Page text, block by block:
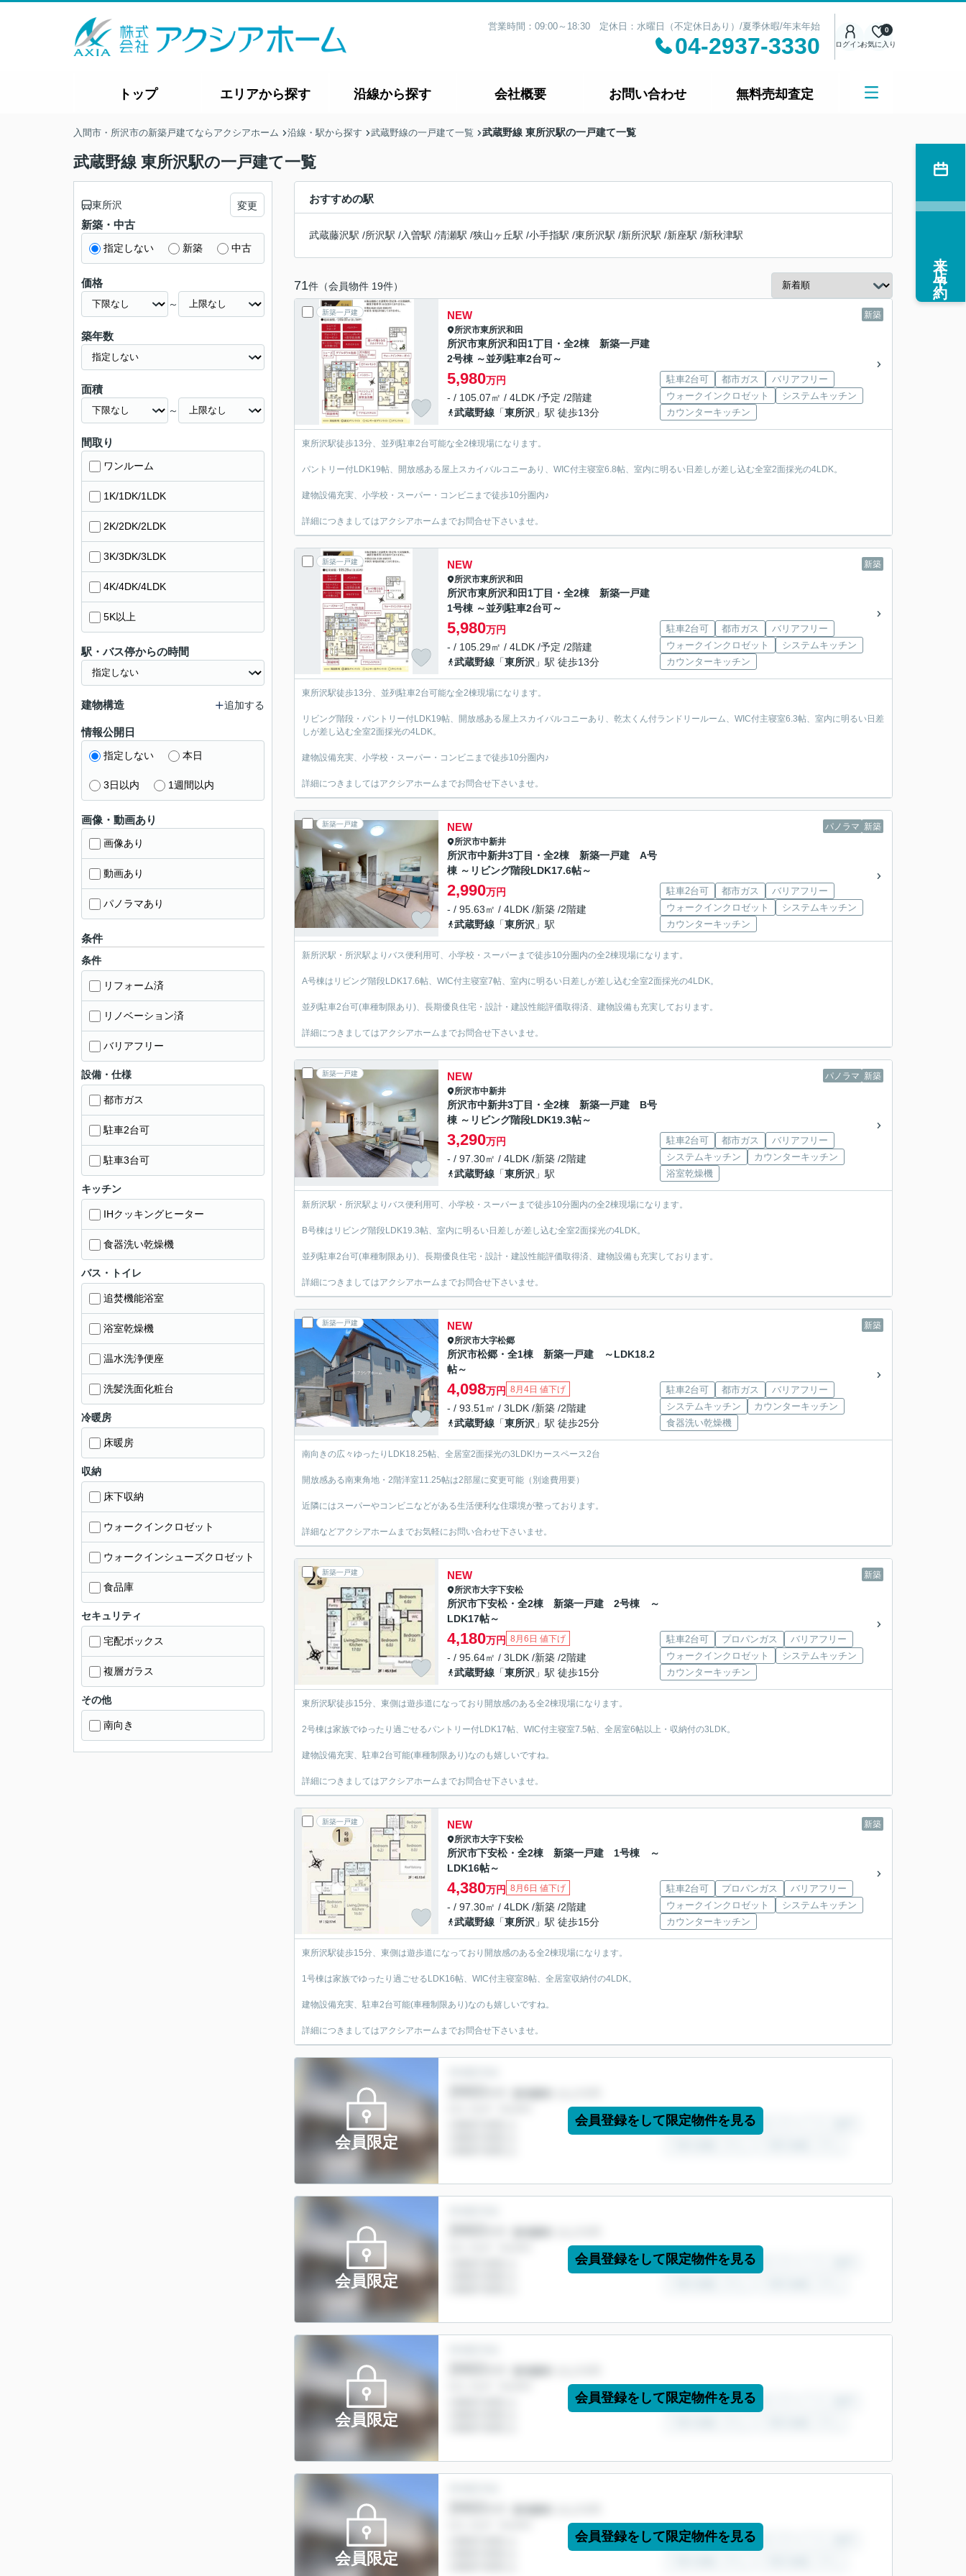
営業時間：09:00～18:30 定休日：水曜日（不定休日あり）/夏季休暇/年末年始
04-2937-3330 ログインお気に入り
0
トップ エリアから探す 沿線から探す 会社概要 お問い合わせ 無料売却査定
入間市・所沢市の新築戸建てならアクシアホーム 沿線・駅から探す 武蔵野線の一戸建て一覧 武蔵野線 東所沢駅の一戸建て一覧
武蔵野線 東所沢駅の一戸建て一覧
おすすめの駅
武蔵藤沢駅 /所沢駅 /入曽駅 /清瀬駅 /狭山ヶ丘駅 /小手指駅 /東所沢駅 /新所沢駅 /新座駅 /新秋津駅
71件（会員物件 19件）
新築一戸建 新築
NEW
所沢市東所沢和田
所沢市東所沢和田1丁目・全2棟 新築一戸建
2号棟 ～並列駐車2台可～
5,980万円
- / 105.07㎡ / 4LDK /予定 /2階建
武蔵野線 「東所沢 」駅 徒歩13分
駐車2台可 都市ガス
バリアフリー
ウォークインクロゼット
システムキッチン
カウンターキッチン
東所沢駅徒歩13分、並列駐車2台可能な全2棟現場になります。
パントリー付LDK19帖、開放感ある屋上スカイバルコニーあり、WIC付主寝室6.8帖、室内に明るい日差しが差し込む全室2面採光の4LDK。
建物設備充実、小学校・スーパー・コンビニまで徒歩10分圏内♪
詳細につきましてはアクシアホームまでお問合せ下さいませ。
新築一戸建 新築
NEW
所沢市東所沢和田
所沢市東所沢和田1丁目・全2棟 新築一戸建
1号棟 ～並列駐車2台可～
5,980万円
- / 105.29㎡ / 4LDK /予定 /2階建
武蔵野線 「東所沢 」駅 徒歩13分
駐車2台可 都市ガス
バリアフリー
ウォークインクロゼット
システムキッチン
カウンターキッチン
東所沢駅徒歩13分、並列駐車2台可能な全2棟現場になります。
リビング階段・パントリー付LDK19帖、開放感ある屋上スカイバルコニーあり、乾太くん付ランドリールーム、WIC付主寝室6.3帖、室内に明るい日差
しが差し込む全室2面採光の4LDK。
建物設備充実、小学校・スーパー・コンビニまで徒歩10分圏内♪
詳細につきましてはアクシアホームまでお問合せ下さいませ。
新築一戸建 パノラマ 新築
NEW
所沢市中新井
所沢市中新井3丁目・全2棟 新築一戸建 A号
棟 ～リビング階段LDK17.6帖～
2,990万円
- / 95.63㎡ / 4LDK /新築 /2階建
武蔵野線 「東所沢 」駅
駐車2台可 都市ガス
バリアフリー
ウォークインクロゼット
システムキッチン
カウンターキッチン
新所沢駅・所沢駅よりバス便利用可、小学校・スーパーまで徒歩10分圏内の全2棟現場になります。
A号棟はリビング階段LDK17.6帖、WIC付主寝室7帖、室内に明るい日差しが差し込む全室2面採光の4LDK。
並列駐車2台可(車種制限あり)、長期優良住宅・設計・建設性能評価取得済、建物設備も充実しております。
詳細につきましてはアクシアホームまでお問合せ下さいませ。
新築一戸建 パノラマ 新築
NEW
所沢市中新井
所沢市中新井3丁目・全2棟 新築一戸建 B号
棟 ～リビング階段LDK19.3帖～
3,290万円
- / 97.30㎡ / 4LDK /新築 /2階建
武蔵野線 「東所沢 」駅
駐車2台可 都市ガス
バリアフリー
システムキッチン
カウンターキッチン
浴室乾燥機
新所沢駅・所沢駅よりバス便利用可、小学校・スーパーまで徒歩10分圏内の全2棟現場になります。
B号棟はリビング階段LDK19.3帖、室内に明るい日差しが差し込む全室2面採光の4LDK。
並列駐車2台可(車種制限あり)、長期優良住宅・設計・建設性能評価取得済、建物設備も充実しております。
詳細につきましてはアクシアホームまでお問合せ下さいませ。
新築一戸建 新築
NEW
所沢市大字松郷
所沢市松郷・全1棟 新築一戸建 ～LDK18.2
帖～
4,098万円 8月4日 値下げ
- / 93.51㎡ / 3LDK /新築 /2階建
武蔵野線 「東所沢 」駅 徒歩25分
駐車2台可 都市ガス
バリアフリー
システムキッチン
カウンターキッチン
食器洗い乾燥機
南向きの広々ゆったりLDK18.25帖、全居室2面採光の3LDK!カースペース2台
開放感ある南東角地・2階洋室11.25帖は2部屋に変更可能（別途費用要）
近隣にはスーパーやコンビニなどがある生活便利な住環境が整っております。
詳細などアクシアホームまでお気軽にお問い合わせ下さいませ。
新築一戸建 新築
NEW
所沢市大字下安松
所沢市下安松・全2棟 新築一戸建 2号棟 ～
LDK17帖～
4,180万円 8月6日 値下げ
- / 95.64㎡ / 3LDK /新築 /2階建
武蔵野線 「東所沢 」駅 徒歩15分
駐車2台可 プロパンガス
バリアフリー
ウォークインクロゼット
システムキッチン
カウンターキッチン
東所沢駅徒歩15分、東側は遊歩道になっており開放感のある全2棟現場になります。
2号棟は家族でゆったり過ごせるパントリー付LDK17帖、WIC付主寝室7.5帖、全居室6帖以上・収納付の3LDK。
建物設備充実、駐車2台可能(車種制限あり)なのも嬉しいですね。
詳細につきましてはアクシアホームまでお問合せ下さいませ。
新築一戸建 新築
NEW
所沢市大字下安松
所沢市下安松・全2棟 新築一戸建 1号棟 ～
LDK16帖～
4,380万円 8月6日 値下げ
- / 97.30㎡ / 4LDK /新築 /2階建
武蔵野線 「東所沢 」駅 徒歩15分
駐車2台可 プロパンガス
バリアフリー
ウォークインクロゼット
システムキッチン
カウンターキッチン
東所沢駅徒歩15分、東側は遊歩道になっており開放感のある全2棟現場になります。
1号棟は家族でゆったり過ごせるLDK16帖、WIC付主寝室8帖、全居室収納付の4LDK。
建物設備充実、駐車2台可能(車種制限あり)なのも嬉しいですね。
詳細につきましてはアクシアホームまでお問合せ下さいませ。
会員限定
会員登録をして限定物件を見る
会員限定
会員登録をして限定物件を見る
会員限定
会員登録をして限定物件を見る
会員限定
会員登録をして限定物件を見る
東所沢 変更
新築・中古
指定しない 新築 中古
価格
～
築年数
面積
～
間取り
ワンルーム
1K/1DK/1LDK
2K/2DK/2LDK
3K/3DK/3LDK
4K/4DK/4LDK
5K以上
駅・バス停からの時間
建物構造 追加する
情報公開日
指定しない 本日
3日以内 1週間以内
画像・動画あり
画像あり
動画あり
パノラマあり
条件
条件
リフォーム済
リノベーション済
バリアフリー
設備・仕様
都市ガス
駐車2台可
駐車3台可
キッチン
IHクッキングヒーター
食器洗い乾燥機
バス・トイレ
追焚機能浴室
浴室乾燥機
温水洗浄便座
洗髪洗面化粧台
冷暖房
床暖房
収納
床下収納
ウォークインクロゼット
ウォークインシューズクロゼット
食品庫
セキュリティ
宅配ボックス
複層ガラス
その他
南向き
来店予約